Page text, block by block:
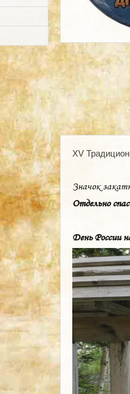
XV
Значок
Отдельно
День России